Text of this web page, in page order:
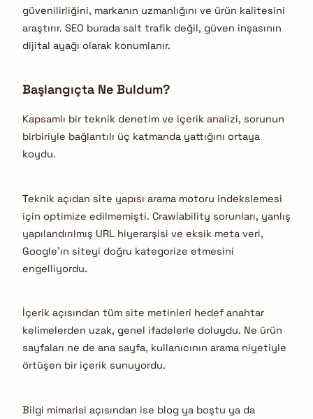
güvenilirliğini, markanın uzmanlığını ve ürün kalitesini
araştırır. SEO burada salt trafik değil, güven inşasının
dijital ayağı olarak konumlanır.
Başlangıçta Ne Buldum?
Kapsamlı bir teknik denetim ve içerik analizi, sorunun
birbiriyle bağlantılı üç katmanda yattığını ortaya
koydu.
Teknik açıdan site yapısı arama motoru indekslemesi
için optimize edilmemişti. Crawlability sorunları, yanlış
yapılandırılmış URL hiyerarşisi ve eksik meta veri,
Google’ın siteyi doğru kategorize etmesini
engelliyordu.
İçerik açısından tüm site metinleri hedef anahtar
kelimelerden uzak, genel ifadelerle doluydu. Ne ürün
sayfaları ne de ana sayfa, kullanıcının arama niyetiyle
örtüşen bir içerik sunuyordu.
Bilgi mimarisi açısından ise blog ya boştu ya da